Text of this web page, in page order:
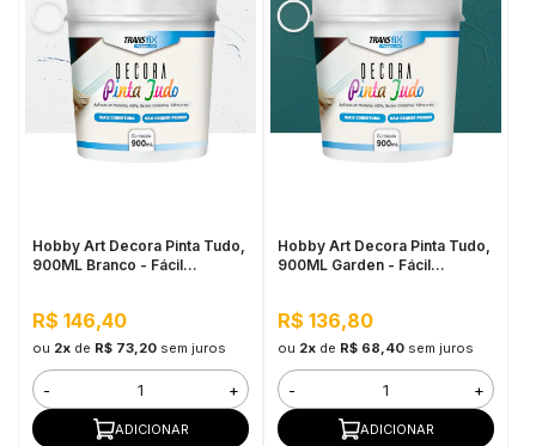
Hobby Art Decora Pinta Tudo,
900ML Branco - Fácil
R$ 146,40
ou 2xde R$ 73,20 sem juros
- +
ADICIONAR
Hobby Art Decora Pinta Tudo,
900ML Garden - Fácil
R$ 136,80
ou 2xde R$ 68,40 sem juros
- +
ADICIONAR